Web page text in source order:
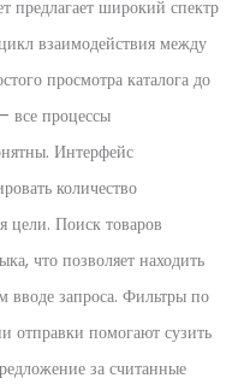
предлагает широкий спектр
взаимодействия между
просмотра каталога до
все процессы
Интерфейс
количество
цели. Поиск товаров
что позволяет находить
запроса. Фильтры по
отправки помогают сузить
за считанные